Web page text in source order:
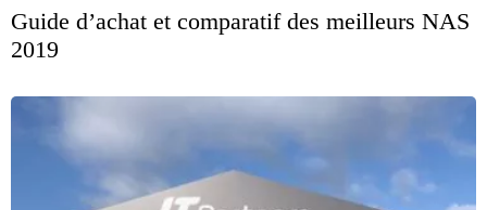
Guide d’achat et comparatif des meilleurs NAS
2019